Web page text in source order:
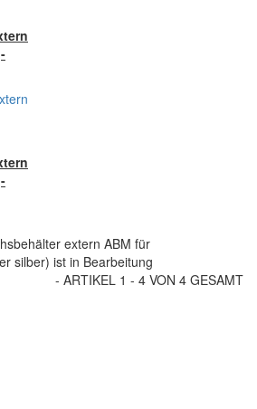
extern ABM für
silber) ist in Bearbeitung
- ARTIKEL 1 - 4 VON 4 GESAMT